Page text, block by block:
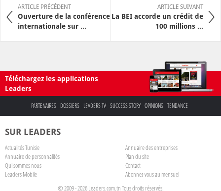
ARTICLE PRÉCÉDENT
Ouverture de la conférence
internationale sur ...
ARTICLE SUIVANT
La BEI accorde un crédit de
100 millions ...
Téléchargez les applications
Leaders
PARTENAIRES DOSSIERS LEADERS TV SUCCESS STORY OPINIONS TENDANCE
SUR LEADERS
Actualités Tunisie
Annuaire des entreprises
Annuaire de personnalités
Plan du site
Qui sommes nous
Contact
Leaders Mobile
Abonnez-vous au mensuel
© 2009 - 2026 Leaders.com.tn Tous droits réservés.